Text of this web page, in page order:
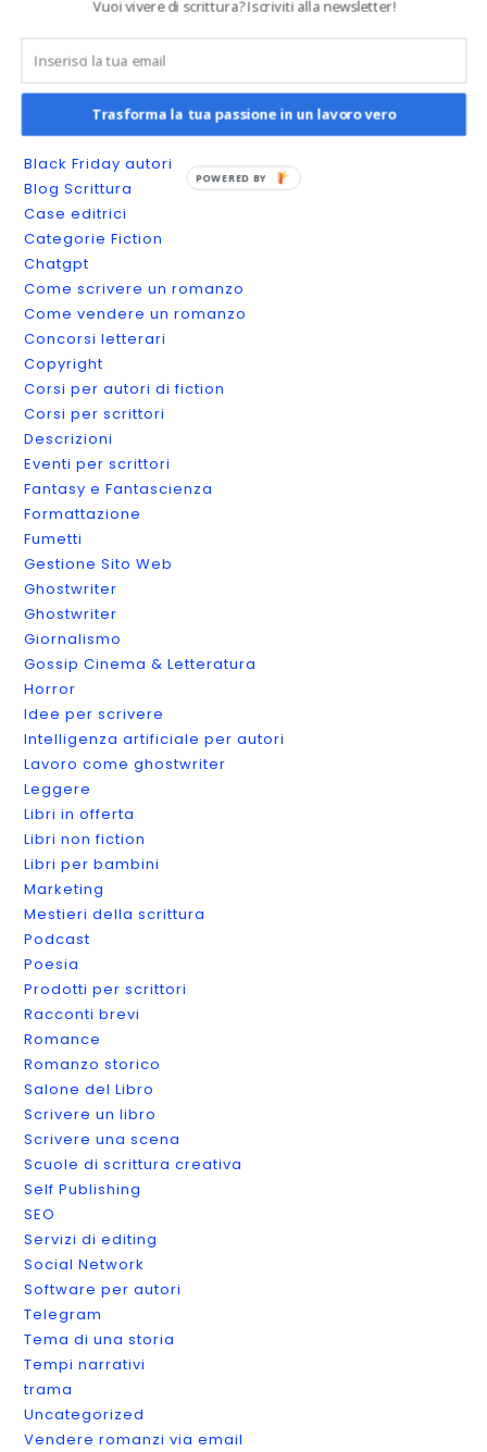
Amazon KDP
Annunci di lavoro
App per la scrittura
Autobiografia
Black Friday autori
Blog Scrittura
Case editrici
Categorie Fiction
Chatgpt
Come scrivere un romanzo
Come vendere un romanzo
Concorsi letterari
Copyright
Corsi per autori di fiction
Corsi per scrittori
Descrizioni
Eventi per scrittori
Fantasy e Fantascienza
Formattazione
Fumetti
Gestione Sito Web
Ghostwriter
Ghostwriter
Giornalismo
Gossip Cinema & Letteratura
Horror
Idee per scrivere
Intelligenza artificiale per autori
Lavoro come ghostwriter
Leggere
Libri in offerta
Libri non fiction
Libri per bambini
Marketing
Mestieri della scrittura
Podcast
Poesia
Prodotti per scrittori
Racconti brevi
Romance
Romanzo storico
Salone del Libro
Scrivere un libro
Scrivere una scena
Scuole di scrittura creativa
Self Publishing
SEO
Servizi di editing
Social Network
Software per autori
Telegram
Tema di una storia
Tempi narrativi
trama
Uncategorized
Vendere romanzi via email
Vuoi vivere di scrittura? Iscriviti alla newsletter!
Trasforma la tua passione in un lavoro vero
POWERED BY